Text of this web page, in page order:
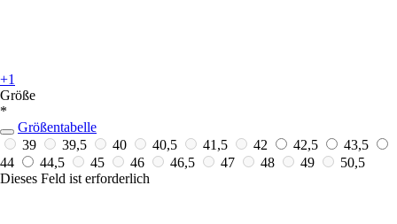
+1
Größe
*
Größentabelle
39
39,5 40 40,5 41,5 42 42,5
43,5
44
44,5 45 46 46,5 47 48 49
50,5
Dieses Feld ist erforderlich